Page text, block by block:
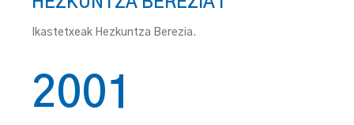
Ikastetxeak Hezkuntza Berezia.
2001